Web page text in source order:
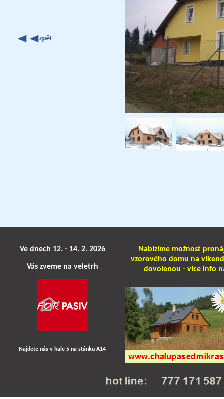
Ve dnech 12. - 14. 2. 2026
Vás zveme na veletrh
Najdete nás v hale 5 na stánku A14
Nabízíme možnost
vzorového domu na
dovolenou - více info